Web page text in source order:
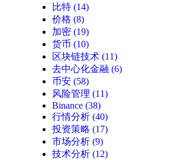
比特 (14)
价格 (8)
加密 (19)
货币 (10)
区块链技术 (11)
去中心化金融 (6)
币安 (58)
风险管理 (11)
Binance (38)
行情分析 (40)
投资策略 (17)
市场分析 (9)
技术分析 (12)